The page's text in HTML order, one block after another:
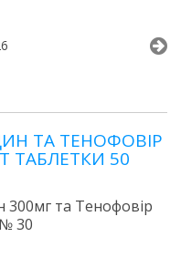
ТА ТЕНОФОВІР
50
300мг та Тенофовір
30